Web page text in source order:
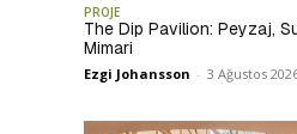
PROJE
The Dip Pavilion: Peyzaj,
Mimari
Ezgi Johansson - 3 Ağustos